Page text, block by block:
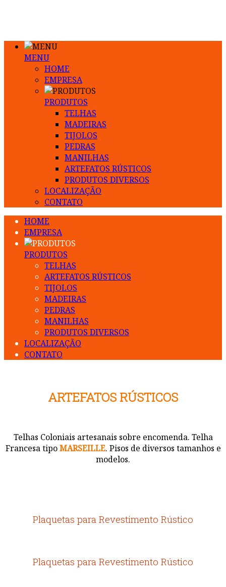
MENU
HOME
EMPRESA
PRODUTOS
TELHAS
MADEIRAS
TIJOLOS
PEDRAS
MANILHAS
ARTEFATOS RÚSTICOS
PRODUTOS DIVERSOS
LOCALIZAÇÃO
CONTATO
HOME
EMPRESA
PRODUTOS
TELHAS
ARTEFATOS RÚSTICOS
TIJOLOS
MADEIRAS
PEDRAS
MANILHAS
PRODUTOS DIVERSOS
LOCALIZAÇÃO
CONTATO
ARTEFATOS RÚSTICOS
Telhas Coloniais artesanais sobre encomenda. Telha
Francesa tipoMARSEILLE. Pisos de diversos tamanhos e
modelos.
Plaquetas para Revestimento Rústico
Plaquetas para Revestimento Rústico